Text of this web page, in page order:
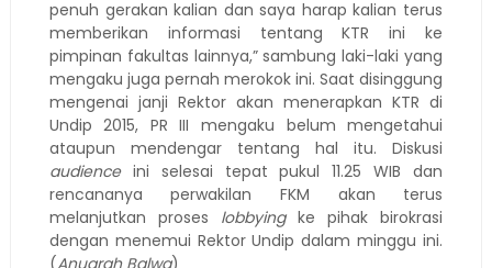
penuh gerakan kalian dan saya harap kalian terus
memberikan informasi tentang KTR ini ke
pimpinan fakultas lainnya,” sambung laki-laki yang
mengaku juga pernah merokok ini. Saat disinggung
mengenai janji Rektor akan menerapkan KTR di
Undip 2015, PR III mengaku belum mengetahui
ataupun mendengar tentang hal itu. Diskusi
audienceini selesai tepat pukul 11.25 WIB dan
rencananya perwakilan FKM akan terus
melanjutkan proses lobbyingke pihak birokrasi
dengan menemui Rektor Undip dalam minggu ini.
(Anugrah Balwa)